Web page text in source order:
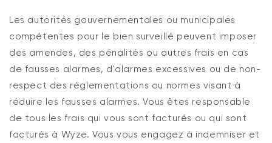
Les autorités gouvernementales ou municipales
compétentes pour le bien surveillé peuvent imposer
des amendes, des pénalités ou autres frais en cas
de fausses alarmes, d'alarmes excessives ou de non-
respect des réglementations ou normes visant à
réduire les fausses alarmes. Vous êtes responsable
de tous les frais qui vous sont facturés ou qui sont
facturés à Wyze. Vous vous engagez à indemniser et